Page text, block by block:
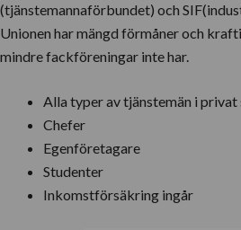
(tjänstemannaförbundet) och
Unionen har mängd förmåner och
mindre fackföreningar inte har.
Alla typer av tjänstemän i
Chefer
Egenföretagare
Studenter
Inkomstförsäkring ingår